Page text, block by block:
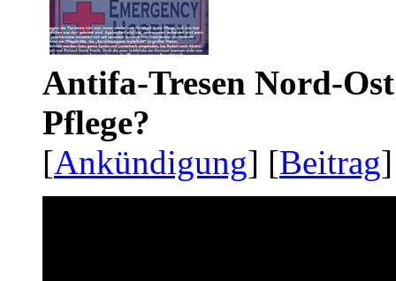
Antifa-Tresen Nord-
Pflege?
[Ankündigung] [Beitrag